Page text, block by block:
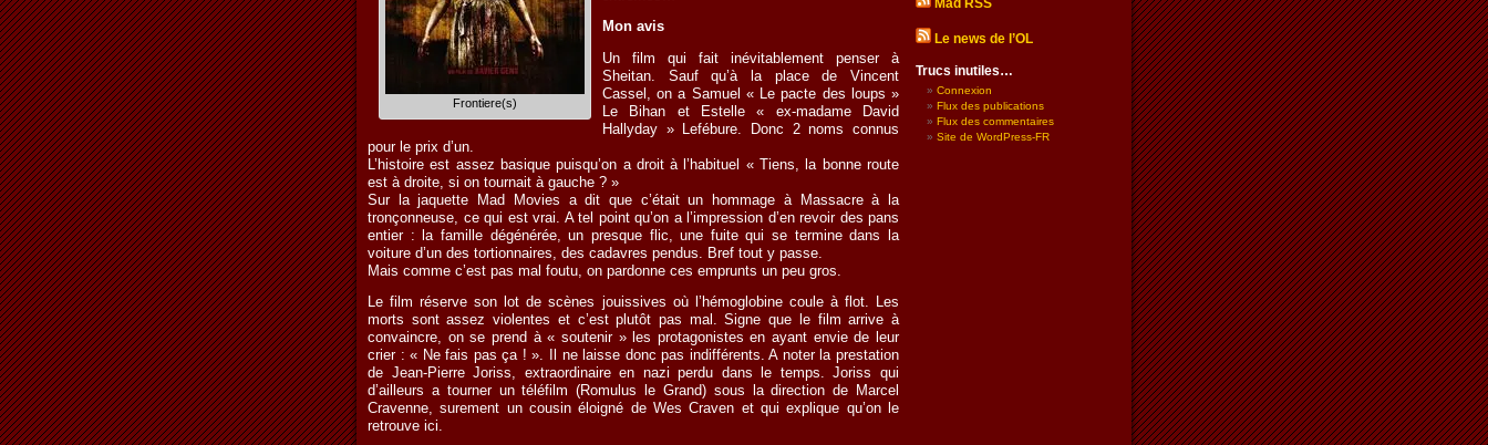
Frontiere(s)
Mon avis
Un film qui fait inévitablement penser à
Sheitan. Sauf qu’à la place de Vincent
Cassel, on a Samuel « Le pacte des loups »
Le Bihan et Estelle « ex-madame David
Hallyday » Lefébure. Donc 2 noms connus
pour le prix d’un.
L’histoire est assez basique puisqu’on a droit à l’habituel « Tiens, la bonne route
est à droite, si on tournait à gauche ? »
Sur la jaquette Mad Movies a dit que c’était un hommage à Massacre à la
tronçonneuse, ce qui est vrai. A tel point qu’on a l’impression d’en revoir des pans
entier : la famille dégénérée, un presque flic, une fuite qui se termine dans la
voiture d’un des tortionnaires, des cadavres pendus. Bref tout y passe.
Mais comme c’est pas mal foutu, on pardonne ces emprunts un peu gros.
Le film réserve son lot de scènes jouissives où l’hémoglobine coule à flot. Les
morts sont assez violentes et c’est plutôt pas mal. Signe que le film arrive à
convaincre, on se prend à « soutenir » les protagonistes en ayant envie de leur
crier : « Ne fais pas ça ! ». Il ne laisse donc pas indifférents. A noter la prestation
de Jean-Pierre Joriss, extraordinaire en nazi perdu dans le temps. Joriss qui
d’ailleurs a tourner un téléfilm (Romulus le Grand) sous la direction de Marcel
Cravenne, surement un cousin éloigné de Wes Craven et qui explique qu’on le
retrouve ici.
Mad RSS
Le news de l’OL
Trucs inutiles…
Connexion
Flux des publications
Flux des commentaires
Site de WordPress-FR